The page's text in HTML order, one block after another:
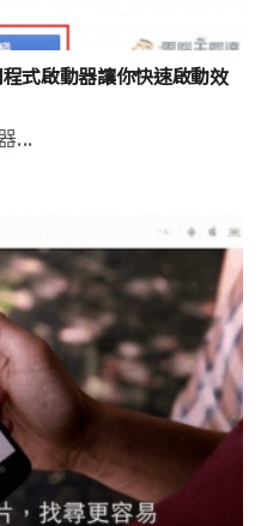
式啟動器讓你快速啟動效
...